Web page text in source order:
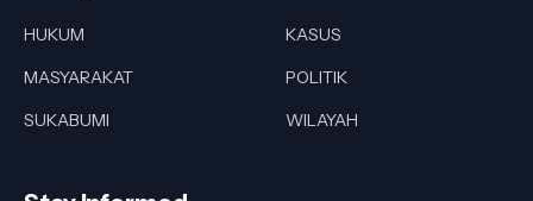
HUKUM
KASUS
MASYARAKAT
POLITIK
SUKABUMI
WILAYAH